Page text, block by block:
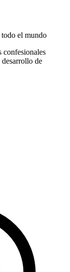
todo el mundo
confesionales
de